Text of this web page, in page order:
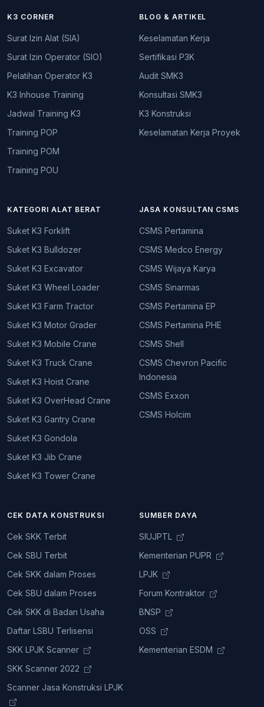
K3 CORNER
Surat Izin Alat (SIA)
Surat Izin Operator (SIO)
Pelatihan Operator K3
K3 Inhouse Training
Jadwal Training K3
Training POP
Training POM
Training POU
BLOG & ARTIKEL
Keselamatan Kerja
Sertifikasi P3K
Audit SMK3
Konsultasi SMK3
K3 Konstruksi
Keselamatan Kerja Proyek
KATEGORI ALAT BERAT
Suket K3 Forklift
Suket K3 Bulldozer
Suket K3 Excavator
Suket K3 Wheel Loader
Suket K3 Farm Tractor
Suket K3 Motor Grader
Suket K3 Mobile Crane
Suket K3 Truck Crane
Suket K3 Hoist Crane
Suket K3 OverHead Crane
Suket K3 Gantry Crane
Suket K3 Gondola
Suket K3 Jib Crane
Suket K3 Tower Crane
JASA KONSULTAN CSMS
CSMS Pertamina
CSMS Medco Energy
CSMS Wijaya Karya
CSMS Sinarmas
CSMS Pertamina EP
CSMS Pertamina PHE
CSMS Shell
CSMS Chevron Pacific
Indonesia
CSMS Exxon
CSMS Holcim
CEK DATA KONSTRUKSI
Cek SKK Terbit
Cek SBU Terbit
Cek SKK dalam Proses
Cek SBU dalam Proses
Cek SKK di Badan Usaha
Daftar LSBU Terlisensi
SKK LPJK Scanner
SKK Scanner 2022
Scanner Jasa Konstruksi LPJK
SUMBER DAYA
SIUJPTL
Kementerian PUPR
LPJK
Forum Kontraktor
BNSP
OSS
Kementerian ESDM